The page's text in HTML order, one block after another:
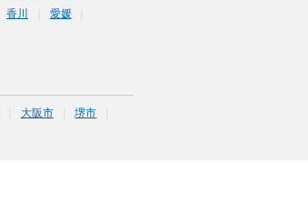
香川
愛媛
大阪市
堺市